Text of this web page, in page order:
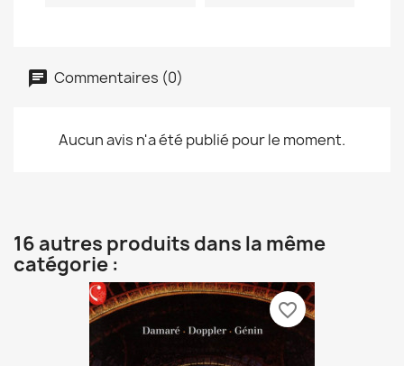
Commentaires (0)
Aucun avis n'a été publié pour le moment.
16 autres produits dans la même
catégorie :
favorite_border